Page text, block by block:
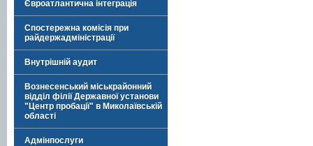
Євроатлантична інтеграція
Спостережна комісія при
райдержадміністрації
Внутрішній аудит
Вознесенський міськрайонний
відділ філії Державної установи
"Центр пробації" в Миколаївській
області
Адмінпослуги